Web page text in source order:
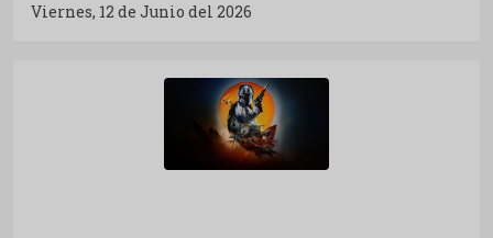
Viernes, 12 de Junio del 2026